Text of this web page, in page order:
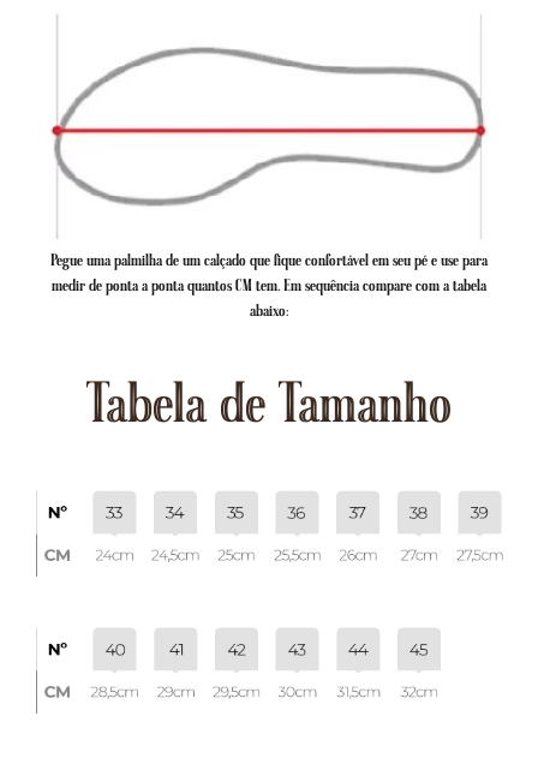
Pegue uma palmilha de um calçado que fique confortável em seu pé e use para
medir de ponta a ponta quantos CM tem. Em sequência compare com a tabela
abaixo:
Tabela de Tamanho